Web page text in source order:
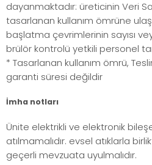
dayanmaktadır: üreticinin Veri
tasarlanan kullanım ömrüne
başlatma çevrimlerinin sayısı
brülör kontrolü yetkili personel
* Tasarlanan kullanım ömrü,
garanti süresi değildir
İmha notları
Ünite elektrikli ve elektronik
atılmamalıdır. evsel atıklarla
geçerli mevzuata uyulmalıdır.